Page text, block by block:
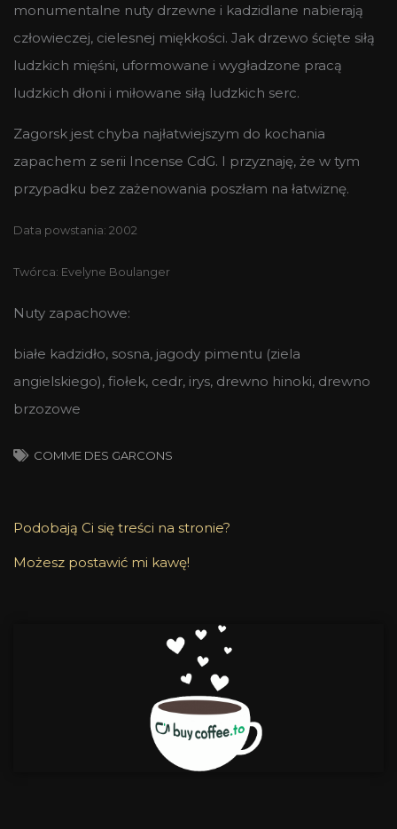
monumentalne nuty drzewne i kadzidlane nabierają
człowieczej, cielesnej miękkości. Jak drzewo ścięte siłą
ludzkich mięśni, uformowane i wygładzone pracą
ludzkich dłoni i miłowane siłą ludzkich serc.
Zagorsk jest chyba najłatwiejszym do kochania
zapachem z serii Incense CdG. I przyznaję, że w tym
przypadku bez zażenowania poszłam na łatwiznę.
Data powstania: 2002
Twórca: Evelyne Boulanger
Nuty zapachowe:
białe kadzidło, sosna, jagody pimentu (ziela
angielskiego), fiołek, cedr, irys, drewno hinoki, drewno
brzozowe
COMME DES GARCONS
Podobają Ci się treści na stronie?
Możesz postawić mi kawę!